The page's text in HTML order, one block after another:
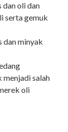
oli dan
serta gemuk
dan minyak
salah
oli